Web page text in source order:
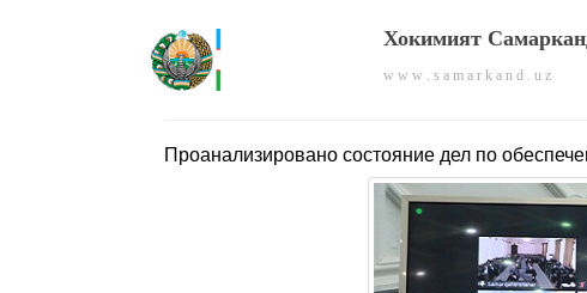
Хокимият
w w w . s a m a r k a n d . u z
Проанализировано состояние дел по